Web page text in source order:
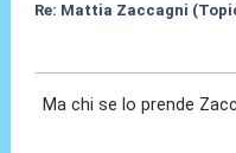
Re: Mattia Zaccagni
Ma chi se lo prende